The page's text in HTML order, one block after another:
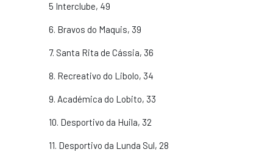
5 Interclube, 49
6. Bravos do Maquis, 39
7. Santa Rita de Cássia, 36
8. Recreativo do Libolo, 34
9. Académica do Lobito, 33
10. Desportivo da Huila, 32
11. Desportivo da Lunda Sul, 28